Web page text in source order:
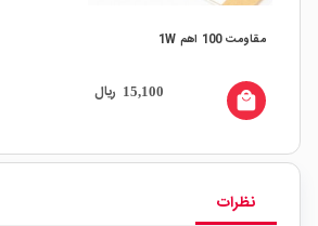
مقاومت 100 اهم 1W
15,100 ریال local_mall
نظرات